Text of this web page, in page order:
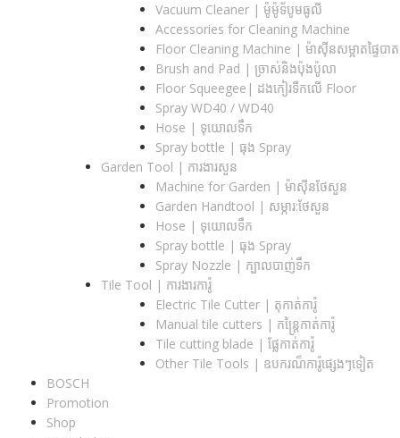
Vacuum Cleaner | ម៉ូម៉ូទ័បូមធូលី
Accessories for Cleaning Machine
Floor Cleaning Machine | ម៉ាស៊ីនសម្អាតផ្ទៃបាត
Brush and Pad | ច្រាស់និងប៉ុងប៉ូលា
Floor Squeegee| ដងកៀរទឺកលើ Floor
Spray WD40 / WD40
Hose | ទុយោលទឹក
Spray bottle | ធុង Spray
Garden Tool | ការងារសួន
Machine for Garden | ម៉ាស៊ីនថែសួន
Garden Handtool | សម្ភារ:ថែសួន
Hose | ទុយោលទឹក
Spray bottle | ធុង Spray
Spray Nozzle | ក្បាលបាញ់ទឹក
Tile Tool | ការងារការ៉ូ
Electric Tile Cutter | តុកាត់ការ៉ូ
Manual tile cutters | កន្ត្រៃកាត់ការ៉ូ
Tile cutting blade | ផ្លែកាត់ការ៉ូ
Other Tile Tools | ឧបករណ៏ការ៉ូផ្សេងៗទៀត
BOSCH
Promotion
Shop